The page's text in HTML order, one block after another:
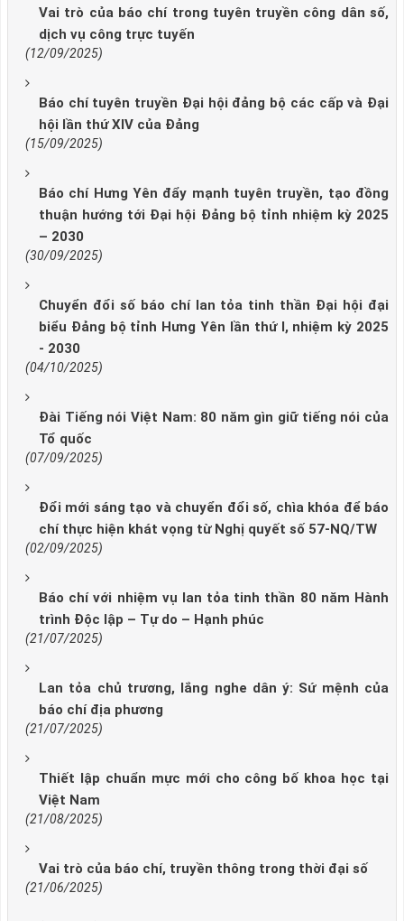
Vai trò của báo chí trong tuyên truyền công dân số,
dịch vụ công trực tuyến
(12/09/2025)
Báo chí tuyên truyền Đại hội đảng bộ các cấp và Đại
hội lần thứ XIV của Đảng
(15/09/2025)
Báo chí Hưng Yên đẩy mạnh tuyên truyền, tạo đồng
thuận hướng tới Đại hội Đảng bộ tỉnh nhiệm kỳ 2025
– 2030
(30/09/2025)
Chuyển đổi số báo chí lan tỏa tinh thần Đại hội đại
biểu Đảng bộ tỉnh Hưng Yên lần thứ I, nhiệm kỳ 2025
- 2030
(04/10/2025)
Đài Tiếng nói Việt Nam: 80 năm gìn giữ tiếng nói của
Tổ quốc
(07/09/2025)
Đổi mới sáng tạo và chuyển đổi số, chìa khóa để báo
chí thực hiện khát vọng từ Nghị quyết số 57-NQ/TW
(02/09/2025)
Báo chí với nhiệm vụ lan tỏa tinh thần 80 năm Hành
trình Độc lập – Tự do – Hạnh phúc
(21/07/2025)
Lan tỏa chủ trương, lắng nghe dân ý: Sứ mệnh của
báo chí địa phương
(21/07/2025)
Thiết lập chuẩn mực mới cho công bố khoa học tại
Việt Nam
(21/08/2025)
Vai trò của báo chí, truyền thông trong thời đại số
(21/06/2025)